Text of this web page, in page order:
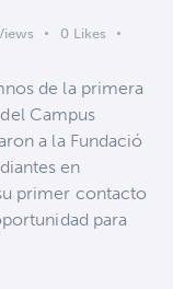
0 Likes
de la primera
Campus
a la Fundació
en
primer contacto
para